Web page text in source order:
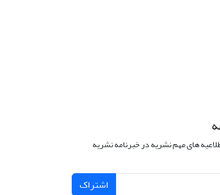
های مهم نشریه در خبرنامه نشریه
اشتراک